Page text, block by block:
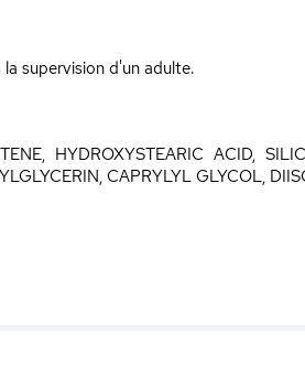
supervision d'un adulte.
HYDROXYSTEARIC ACID,
CAPRYLYL GLYCOL,